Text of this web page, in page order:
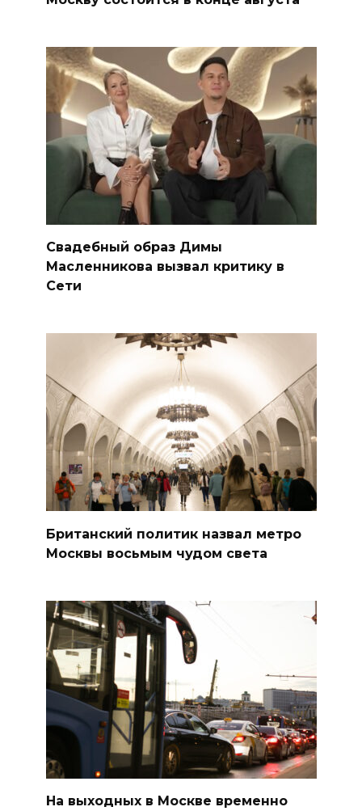
Свадебный образ Димы
Масленникова вызвал критику в
Сети
Британский политик назвал метро
Москвы восьмым чудом света
На выходных в Москве временно